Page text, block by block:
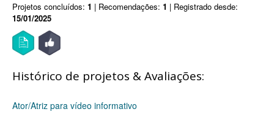
Projetos concluídos: 1 | Recomendações: 1 | Registrado desde:
15/01/2025
Histórico de projetos & Avaliações:
Ator/Atriz para vídeo informativo